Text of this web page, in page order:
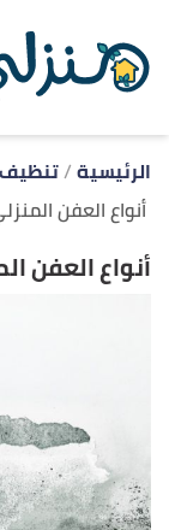
الرئيسية
أنواع العفن
أنواع العفن